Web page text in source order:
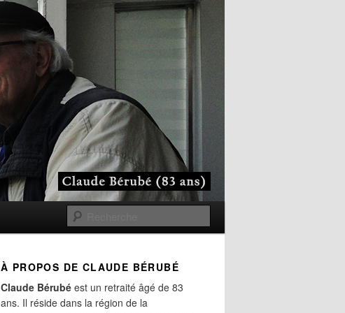
À PROPOS DE CLAUDE BÉRUBÉ
Claude Bérubé est un retraité âgé de 83
ans. Il réside dans la région de la